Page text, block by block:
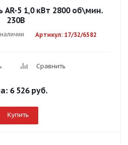
AR-5 1,0 кВт 2800 об\мин.
230В
Артикул: 17/32/6582
Сравнить
6 526 руб.
Купить